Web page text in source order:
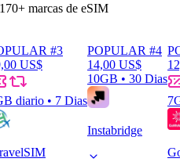
170+ marcas de eSIM
#3
US$
diario • 7 Dias
POPULAR #4
14,00 US$
10GB • 30 Dias
Instabridge